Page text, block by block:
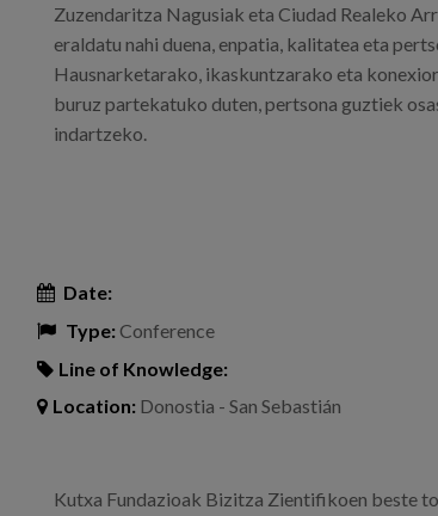
Zuzendaritza Nagusiak eta Ciudad Realeko
eraldatu nahi duena, enpatia, kalitatea eta
Hausnarketarako, ikaskuntzarako eta
buruz partekatuko duten, pertsona guztiek
indartzeko.
Date:
Type:Conference
Line of Knowledge:
Location: Donostia - San Sebastián
Kutxa Fundazioak Bizitza Zientifikoen beste